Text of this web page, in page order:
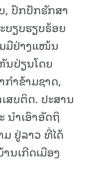
, ປົກປັກຮັກສາ
ບຽບຮຽບຮ້ອຍ
ມືຢ່າງແໜ້ນ
ນປ່ຽນໂດຍ
ກໍາຂ້າມຊາດ,
ສບຕິດ. ປະສານ
ນໍາເອົາອັດຖິ
ຢູ່ລາວ ທີ່ໄດ້
ນເກີດເມືອງ